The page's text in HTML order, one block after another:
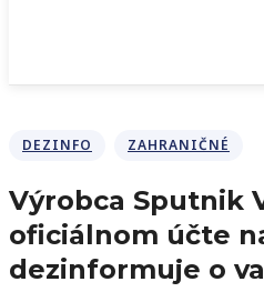
DEZINFO ZAHRANIČNÉ
Výrobca Sputnik
oficiálnom účte
dezinformuje o